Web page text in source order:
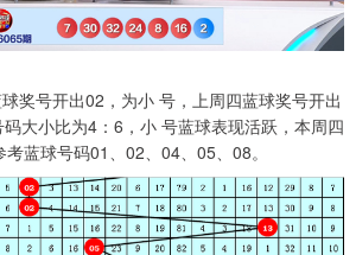
号开出02，为小 号，上周四蓝球奖号开出
大小比为4：6，小 号蓝球表现活跃，本周四
蓝球号码01、02、04、05、08。